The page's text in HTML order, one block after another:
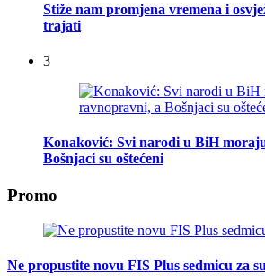
Stiže nam promjena vremena i
trajati
3
Konaković: Svi narodi u BiH
Bošnjaci su oštećeni
Promo
Ne propustite novu FIS Plus sedmicu za